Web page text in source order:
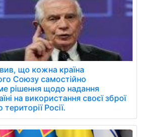
що кожна країна
Союзу самостійно
рішення щодо надання
на використання своєї зброї
Росії.